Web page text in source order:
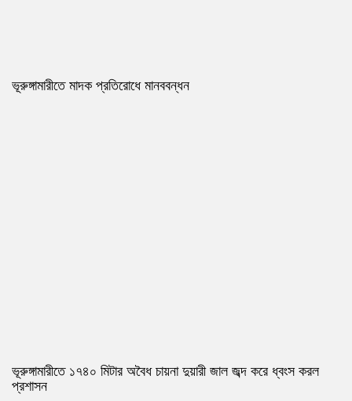
ভূরুঙ্গামারীতে মাদক প্রতিরোধে মানববন্ধন
ভূরুঙ্গামারীতে ১৭৪০ মিটার অবৈধ চায়না দুয়ারী জাল জব্দ করে ধ্বংস করল
প্রশাসন